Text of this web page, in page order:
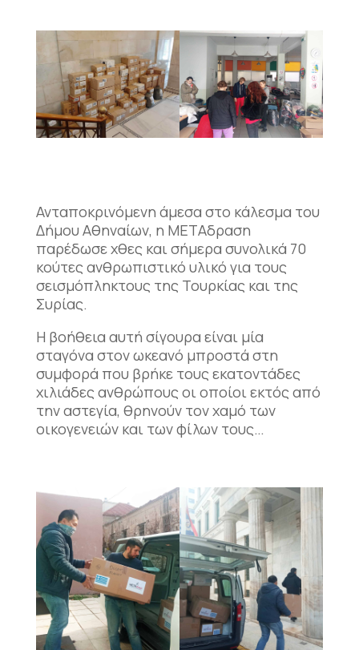
Ανταποκρινόμενη άμεσα στο κάλεσμα του
Δήμου Αθηναίων, η ΜΕΤΑδραση
παρέδωσε χθες και σήμερα συνολικά 70
κούτες ανθρωπιστικό υλικό για τους
σεισμόπληκτους της Τουρκίας και της
Συρίας.
Η βοήθεια αυτή σίγουρα είναι μία
σταγόνα στον ωκεανό μπροστά στη
συμφορά που βρήκε τους εκατοντάδες
χιλιάδες ανθρώπους οι οποίοι εκτός από
την αστεγία, θρηνούν τον χαμό των
οικογενειών και των φίλων τους…